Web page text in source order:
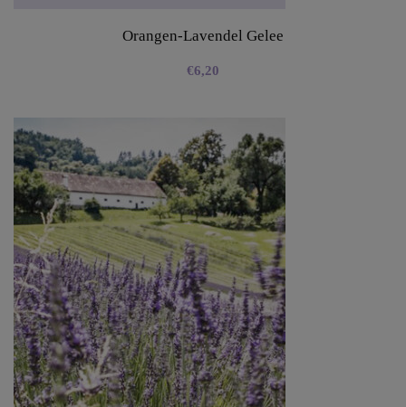
Orangen-Lavendel Gelee
€6,20